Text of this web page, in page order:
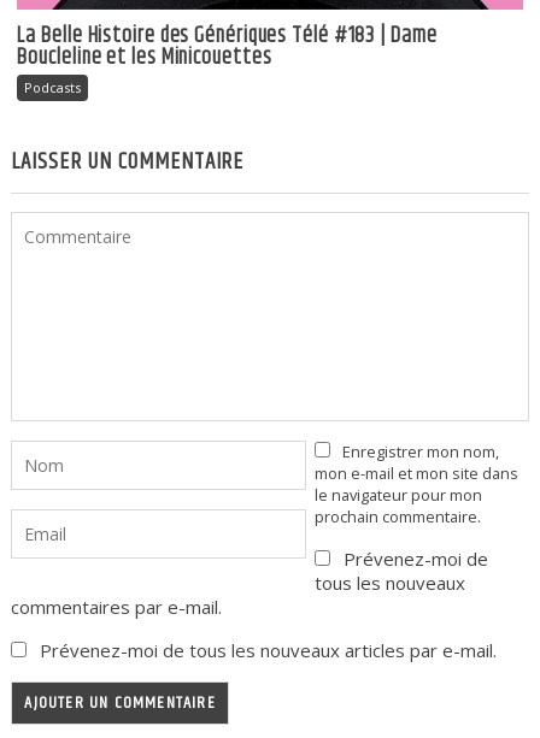
La Belle Histoire des Génériques Télé #183 | Dame
Boucleline et les Minicouettes
Podcasts
LAISSER UN COMMENTAIRE
Enregistrer mon nom,
mon e-mail et mon site dans
le navigateur pour mon
prochain commentaire.
Prévenez-moi de
tous les nouveaux
commentaires par e-mail.
Prévenez-moi de tous les nouveaux articles par e-mail.